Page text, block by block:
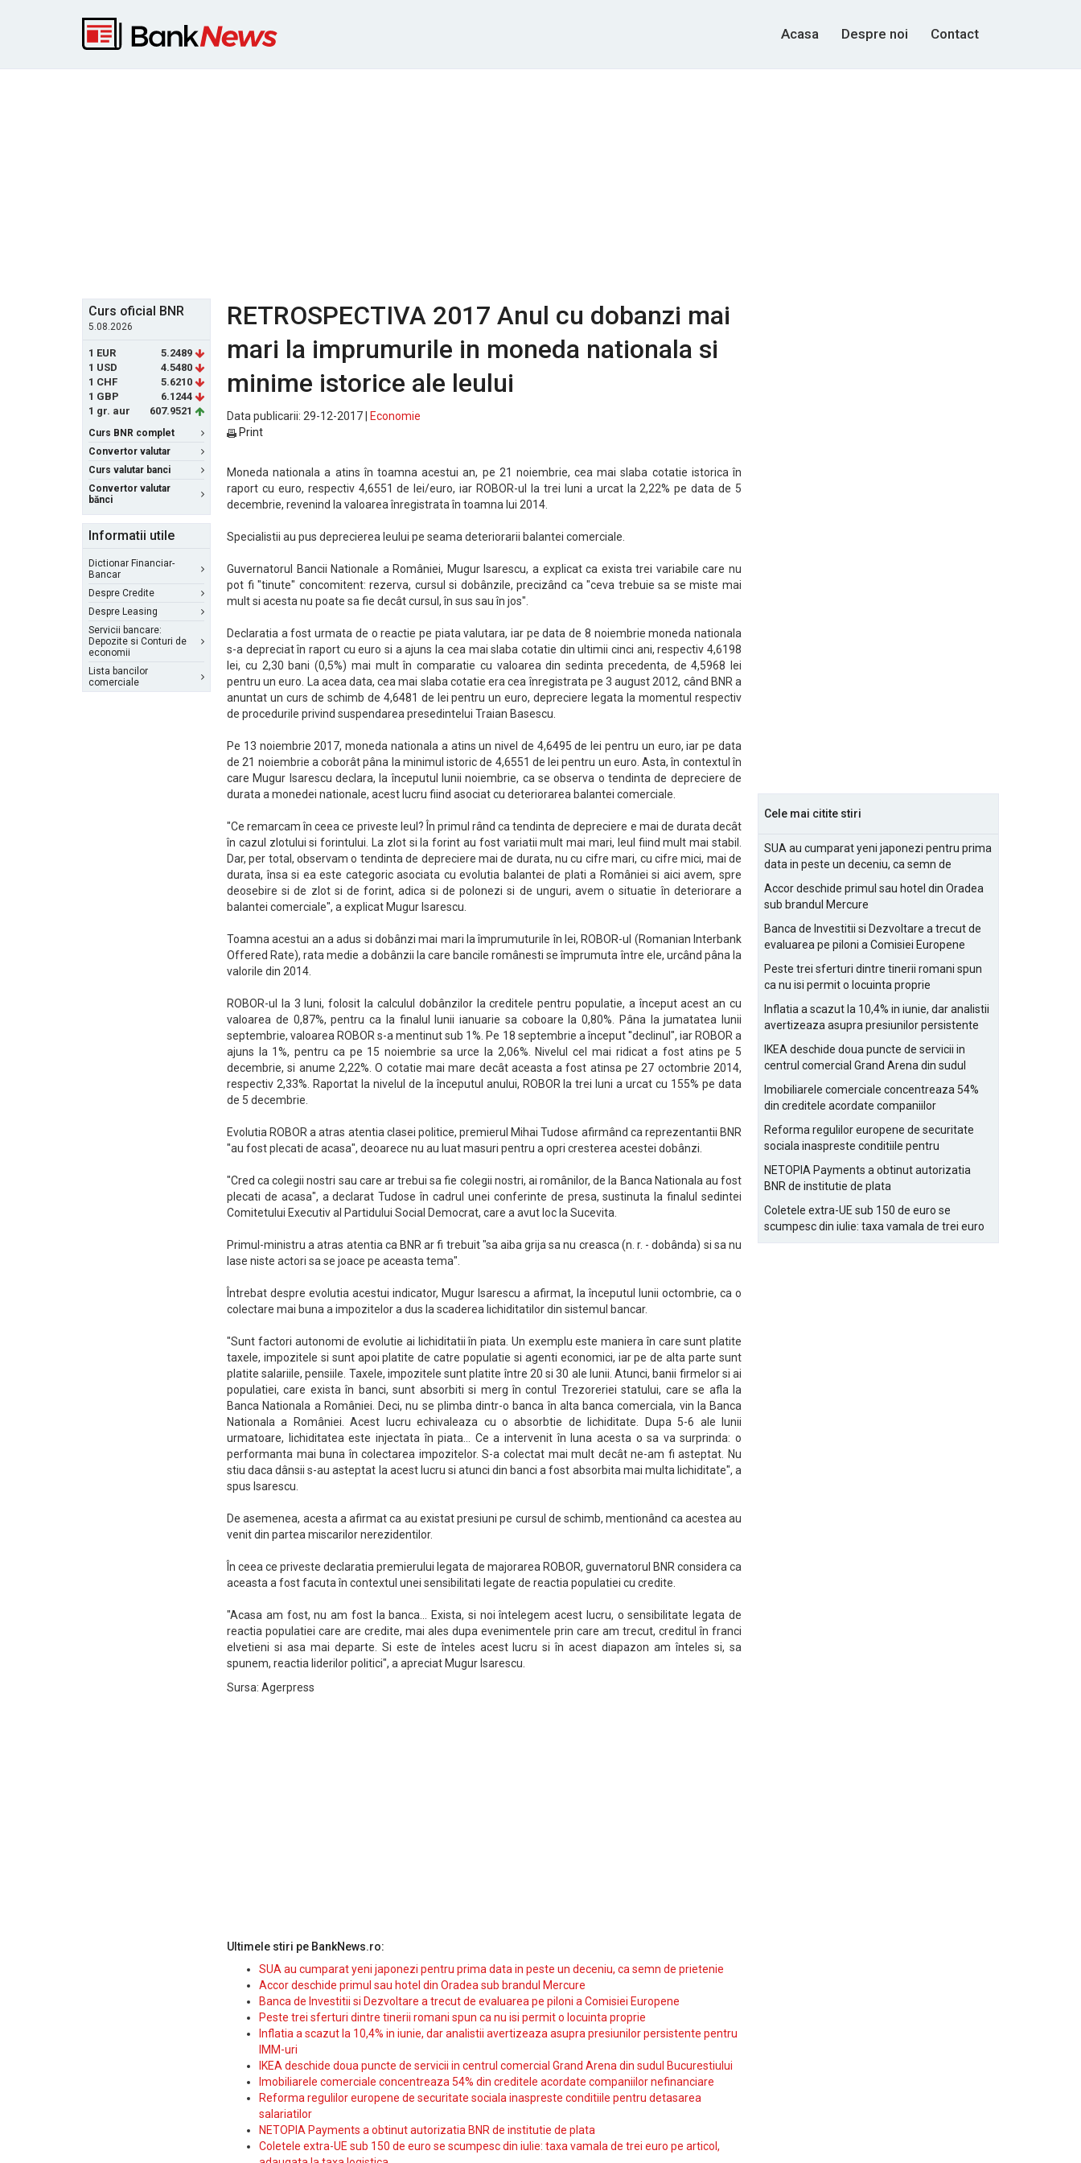
Acasa Despre noi Contact
Curs oficial BNR
5.08.2026
1 EUR
5.2489
1 USD
4.5480
1 CHF
5.6210
1 GBP
6.1244
1 gr. aur
607.9521
Curs BNR complet
Convertor valutar
Curs valutar banci
Convertor valutar
bănci
Informatii utile
Dictionar Financiar-
Bancar
Despre Credite
Despre Leasing
Servicii bancare:
Depozite si Conturi de
economii
Lista bancilor
comerciale
RETROSPECTIVA 2017 Anul cu dobanzi mai
mari la imprumurile in moneda nationala si
minime istorice ale leului
Data publicarii: 29-12-2017 |
Economie
Print
Moneda nationala a atins în toamna acestui an, pe 21 noiembrie, cea mai slaba cotatie istorica în
raport cu euro, respectiv 4,6551 de lei/euro, iar ROBOR-ul la trei luni a urcat la 2,22% pe data de 5
decembrie, revenind la valoarea înregistrata în toamna lui 2014.
Specialistii au pus deprecierea leului pe seama deteriorarii balantei comerciale.
Guvernatorul Bancii Nationale a României, Mugur Isarescu, a explicat ca exista trei variabile care nu
pot fi "tinute" concomitent: rezerva, cursul si dobânzile, precizând ca "ceva trebuie sa se miste mai
mult si acesta nu poate sa fie decât cursul, în sus sau în jos".
Declaratia a fost urmata de o reactie pe piata valutara, iar pe data de 8 noiembrie moneda nationala
s-a depreciat în raport cu euro si a ajuns la cea mai slaba cotatie din ultimii cinci ani, respectiv 4,6198
lei, cu 2,30 bani (0,5%) mai mult în comparatie cu valoarea din sedinta precedenta, de 4,5968 lei
pentru un euro. La acea data, cea mai slaba cotatie era cea înregistrata pe 3 august 2012, când BNR a
anuntat un curs de schimb de 4,6481 de lei pentru un euro, depreciere legata la momentul respectiv
de procedurile privind suspendarea presedintelui Traian Basescu.
Pe 13 noiembrie 2017, moneda nationala a atins un nivel de 4,6495 de lei pentru un euro, iar pe data
de 21 noiembrie a coborât pâna la minimul istoric de 4,6551 de lei pentru un euro. Asta, în contextul în
care Mugur Isarescu declara, la începutul lunii noiembrie, ca se observa o tendinta de depreciere de
durata a monedei nationale, acest lucru fiind asociat cu deteriorarea balantei comerciale.
"Ce remarcam în ceea ce priveste leul? În primul rând ca tendinta de depreciere e mai de durata decât
în cazul zlotului si forintului. La zlot si la forint au fost variatii mult mai mari, leul fiind mult mai stabil.
Dar, per total, observam o tendinta de depreciere mai de durata, nu cu cifre mari, cu cifre mici, mai de
durata, însa si ea este categoric asociata cu evolutia balantei de plati a României si aici avem, spre
deosebire si de zlot si de forint, adica si de polonezi si de unguri, avem o situatie în deteriorare a
balantei comerciale", a explicat Mugur Isarescu.
Toamna acestui an a adus si dobânzi mai mari la împrumuturile în lei, ROBOR-ul (Romanian Interbank
Offered Rate), rata medie a dobânzii la care bancile românesti se împrumuta între ele, urcând pâna la
valorile din 2014.
ROBOR-ul la 3 luni, folosit la calculul dobânzilor la creditele pentru populatie, a început acest an cu
valoarea de 0,87%, pentru ca la finalul lunii ianuarie sa coboare la 0,80%. Pâna la jumatatea lunii
septembrie, valoarea ROBOR s-a mentinut sub 1%. Pe 18 septembrie a început ''declinul", iar ROBOR a
ajuns la 1%, pentru ca pe 15 noiembrie sa urce la 2,06%. Nivelul cel mai ridicat a fost atins pe 5
decembrie, si anume 2,22%. O cotatie mai mare decât aceasta a fost atinsa pe 27 octombrie 2014,
respectiv 2,33%. Raportat la nivelul de la începutul anului, ROBOR la trei luni a urcat cu 155% pe data
de 5 decembrie.
Evolutia ROBOR a atras atentia clasei politice, premierul Mihai Tudose afirmând ca reprezentantii BNR
"au fost plecati de acasa", deoarece nu au luat masuri pentru a opri cresterea acestei dobânzi.
"Cred ca colegii nostri sau care ar trebui sa fie colegii nostri, ai românilor, de la Banca Nationala au fost
plecati de acasa", a declarat Tudose în cadrul unei conferinte de presa, sustinuta la finalul sedintei
Comitetului Executiv al Partidului Social Democrat, care a avut loc la Sucevita.
Primul-ministru a atras atentia ca BNR ar fi trebuit "sa aiba grija sa nu creasca (n. r. - dobânda) si sa nu
lase niste actori sa se joace pe aceasta tema".
Întrebat despre evolutia acestui indicator, Mugur Isarescu a afirmat, la începutul lunii octombrie, ca o
colectare mai buna a impozitelor a dus la scaderea lichiditatilor din sistemul bancar.
"Sunt factori autonomi de evolutie ai lichiditatii în piata. Un exemplu este maniera în care sunt platite
taxele, impozitele si sunt apoi platite de catre populatie si agenti economici, iar pe de alta parte sunt
platite salariile, pensiile. Taxele, impozitele sunt platite între 20 si 30 ale lunii. Atunci, banii firmelor si ai
populatiei, care exista în banci, sunt absorbiti si merg în contul Trezoreriei statului, care se afla la
Banca Nationala a României. Deci, nu se plimba dintr-o banca în alta banca comerciala, vin la Banca
Nationala a României. Acest lucru echivaleaza cu o absorbtie de lichiditate. Dupa 5-6 ale lunii
urmatoare, lichiditatea este injectata în piata... Ce a intervenit în luna acesta o sa va surprinda: o
performanta mai buna în colectarea impozitelor. S-a colectat mai mult decât ne-am fi asteptat. Nu
stiu daca dânsii s-au asteptat la acest lucru si atunci din banci a fost absorbita mai multa lichiditate", a
spus Isarescu.
De asemenea, acesta a afirmat ca au existat presiuni pe cursul de schimb, mentionând ca acestea au
venit din partea miscarilor nerezidentilor.
În ceea ce priveste declaratia premierului legata de majorarea ROBOR, guvernatorul BNR considera ca
aceasta a fost facuta în contextul unei sensibilitati legate de reactia populatiei cu credite.
"Acasa am fost, nu am fost la banca... Exista, si noi întelegem acest lucru, o sensibilitate legata de
reactia populatiei care are credite, mai ales dupa evenimentele prin care am trecut, creditul în franci
elvetieni si asa mai departe. Si este de înteles acest lucru si în acest diapazon am înteles si, sa
spunem, reactia liderilor politici", a apreciat Mugur Isarescu.
Sursa: Agerpress
Ultimele stiri pe BankNews.ro:
SUA au cumparat yeni japonezi pentru prima data in peste un deceniu, ca semn de prietenie
Accor deschide primul sau hotel din Oradea sub brandul Mercure
Banca de Investitii si Dezvoltare a trecut de evaluarea pe piloni a Comisiei Europene
Peste trei sferturi dintre tinerii romani spun ca nu isi permit o locuinta proprie
Inflatia a scazut la 10,4% in iunie, dar analistii avertizeaza asupra presiunilor persistente pentru
IMM-uri
IKEA deschide doua puncte de servicii in centrul comercial Grand Arena din sudul Bucurestiului
Imobiliarele comerciale concentreaza 54% din creditele acordate companiilor nefinanciare
Reforma regulilor europene de securitate sociala inaspreste conditiile pentru detasarea
salariatilor
NETOPIA Payments a obtinut autorizatia BNR de institutie de plata
Coletele extra-UE sub 150 de euro se scumpesc din iulie: taxa vamala de trei euro pe articol,
Cele mai citite stiri
SUA au cumparat yeni japonezi pentru prima
data in peste un deceniu, ca semn de
Accor deschide primul sau hotel din Oradea
sub brandul Mercure
Banca de Investitii si Dezvoltare a trecut de
evaluarea pe piloni a Comisiei Europene
Peste trei sferturi dintre tinerii romani spun
ca nu isi permit o locuinta proprie
Inflatia a scazut la 10,4% in iunie, dar analistii
avertizeaza asupra presiunilor persistente
IKEA deschide doua puncte de servicii in
centrul comercial Grand Arena din sudul
Imobiliarele comerciale concentreaza 54%
din creditele acordate companiilor
Reforma regulilor europene de securitate
sociala inaspreste conditiile pentru
NETOPIA Payments a obtinut autorizatia
BNR de institutie de plata
Coletele extra-UE sub 150 de euro se
scumpesc din iulie: taxa vamala de trei euro
pe articol, adaugata la taxa logistica